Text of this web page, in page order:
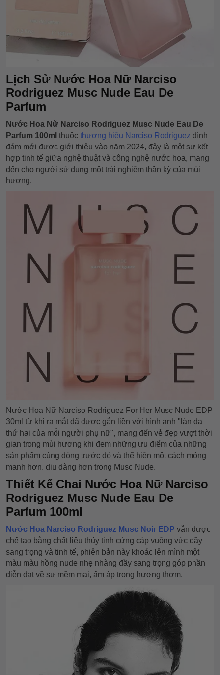
Lịch Sử Nước Hoa Nữ Narciso
Rodriguez Musc Nude Eau De
Parfum
Nước Hoa Nữ Narciso Rodriguez Musc Nude Eau De
Parfum 100ml thuộc thương hiệu Narciso Rodriguez đình
đám mới được giới thiệu vào năm 2024, đây là một sự kết
hợp tinh tế giữa nghệ thuật và công nghệ nước hoa, mang
đến cho người sử dụng một trải nghiệm thần kỳ của mùi
hương.
Nước Hoa Nữ Narciso Rodriguez For Her Musc Nude EDP
30ml từ khi ra mắt đã được gắn liền với hình ảnh "làn da
thứ hai của mỗi người phụ nữ", mang đến vẻ đẹp vượt thời
gian trong mùi hương khi đem những ưu điểm của những
sản phẩm cùng dòng trước đó và thể hiện một cách mỏng
manh hơn, dịu dàng hơn trong Musc Nude.
Thiết Kế Chai Nước Hoa Nữ Narciso
Rodriguez Musc Nude Eau De
Parfum 100ml
Nước Hoa Narciso Rodriguez Musc Noir EDP vẫn được
chế tạo bằng chất liệu thủy tinh cứng cáp vuông vức đầy
sang trọng và tinh tế, phiên bản này khoác lên mình một
màu màu hồng nude nhẹ nhàng đầy sang trọng góp phần
diễn đạt về sự mềm mại, ấm áp trong hương thơm.